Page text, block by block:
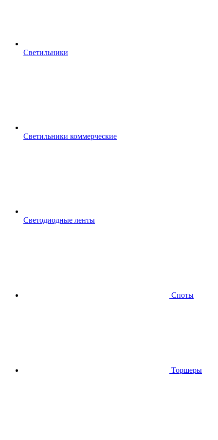
Светильники
Светильники коммерческие
Светодиодные ленты
Споты
Торшеры